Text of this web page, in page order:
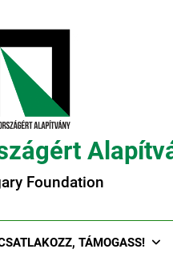
Foundation
TÁMOGASS!